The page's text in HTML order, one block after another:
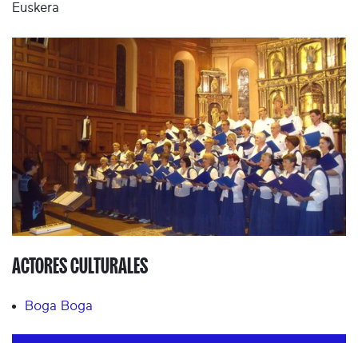
Euskera
ACTORES CULTURALES
Boga Boga